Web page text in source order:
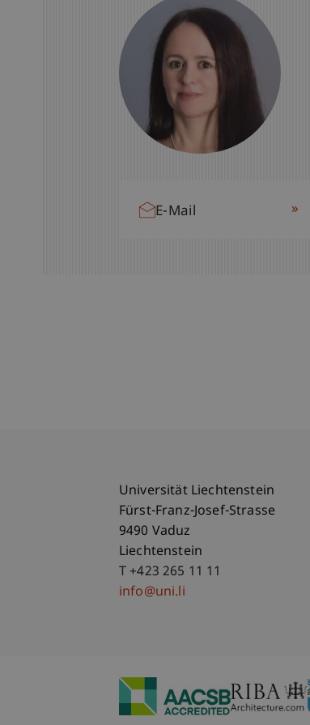
E-Mail »
Universität Liechtenstein
Fürst-Franz-Josef-Strasse
9490 Vaduz
Liechtenstein
T +423 265 11 11
info@uni.li